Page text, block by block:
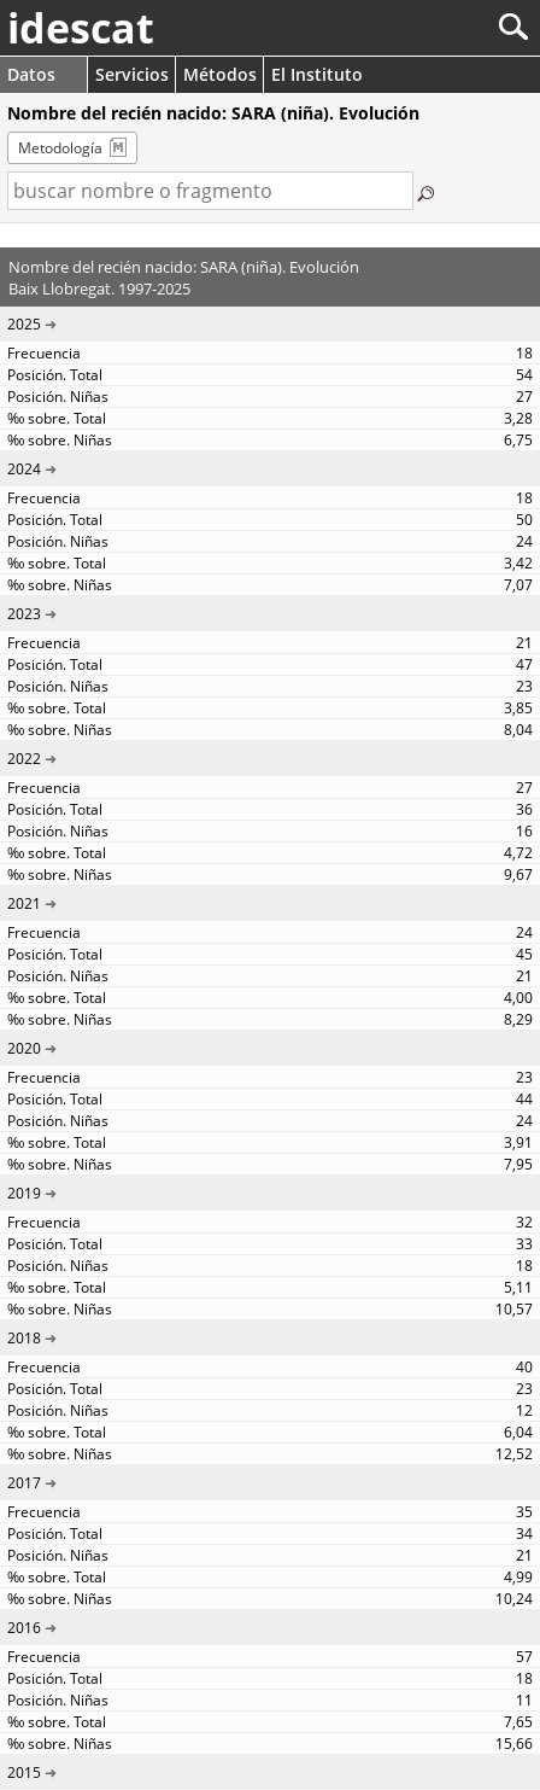
idescat
Datos Servicios Métodos
El Instituto
Nombre del recién nacido: SARA (niña). Evolución
Metodología
Nombre del recién nacido: SARA (niña). Evolución
Baix Llobregat. 1997-2025
2025
18
54
27
3,28
6,75
2024
18
50
24
3,42
7,07
2023
21
47
23
3,85
8,04
2022
27
36
16
4,72
9,67
2021
24
45
21
4,00
8,29
2020
23
44
24
3,91
7,95
2019
32
33
18
5,11
10,57
2018
40
23
12
6,04
12,52
2017
35
34
21
4,99
10,24
2016
57
18
11
7,65
15,66
2015